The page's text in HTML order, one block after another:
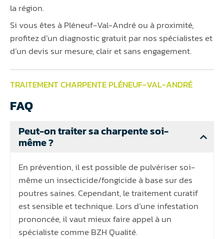
la région.
Si vous êtes à Pléneuf-Val-André ou à proximité,
profitez d’un diagnostic gratuit par nos spécialistes et
d’un devis sur mesure, clair et sans engagement.
TRAITEMENT CHARPENTE PLÉNEUF-VAL-ANDRÉ
FAQ
Peut-on traiter sa charpente soi-
même ?
En prévention, il est possible de pulvériser soi-
même un insecticide/fongicide à base sur des
poutres saines. Cependant, le traitement curatif
est sensible et technique. Lors d’une infestation
prononcée, il vaut mieux faire appel à un
spécialiste comme BZH Qualité.